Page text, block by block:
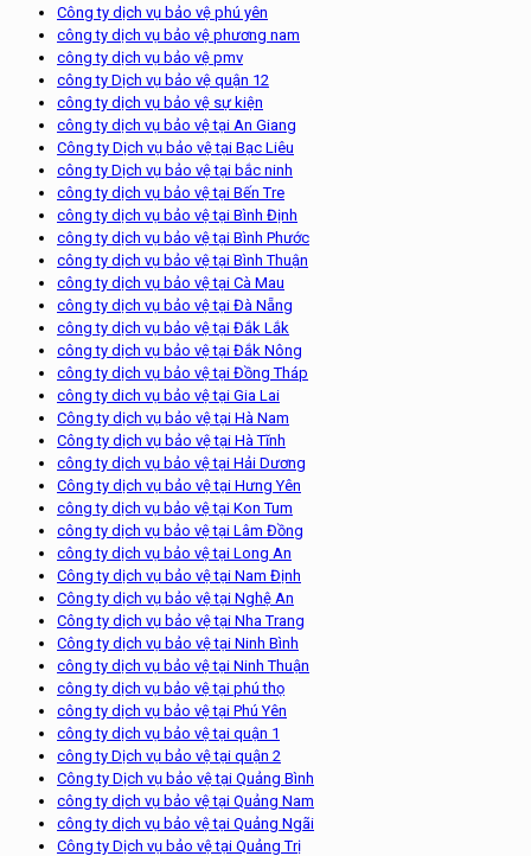
Công ty dịch vụ bảo vệ phú yên
công ty dịch vụ bảo vệ phương nam
công ty dịch vụ bảo vệ pmv
công ty Dịch vụ bảo vệ quận 12
công ty dịch vụ bảo vệ sự kiện
công ty dịch vụ bảo vệ tại An Giang
Công ty Dịch vụ bảo vệ tại Bạc Liêu
công ty Dịch vụ bảo vệ tại bắc ninh
công ty dịch vụ bảo vệ tại Bến Tre
công ty dịch vụ bảo vệ tại Bình Định
công ty dịch vụ bảo vệ tại Bình Phước
công ty dịch vụ bảo vệ tại Bình Thuận
công ty dịch vụ bảo vệ tại Cà Mau
công ty dịch vụ bảo vệ tại Đà Nẵng
công ty dịch vụ bảo vệ tại Đắk Lắk
công ty dịch vụ bảo vệ tại Đắk Nông
công ty dịch vụ bảo vệ tại Đồng Tháp
công ty dich vụ bảo vệ tại Gia Lai
Công ty dịch vụ bảo vệ tại Hà Nam
Công ty dịch vụ bảo vệ tại Hà Tĩnh
công ty dịch vụ bảo vệ tại Hải Dương
Công ty dịch vụ bảo vệ tại Hưng Yên
công ty dịch vụ bảo vệ tại Kon Tum
công ty dịch vụ bảo vệ tại Lâm Đồng
công ty dịch vụ bảo vệ tại Long An
Công ty dịch vụ bảo vệ tại Nam Định
Công ty dịch vụ bảo vệ tại Nghệ An
Công ty dịch vụ bảo vệ tại Nha Trang
Công ty dịch vụ bảo vệ tại Ninh Bình
công ty dịch vụ bảo vệ tại Ninh Thuận
công ty dịch vụ bảo vệ tại phú thọ
công ty dịch vụ bảo vệ tại Phú Yên
công ty dịch vụ bảo vệ tại quận 1
công ty Dịch vụ bảo vệ tại quận 2
Công ty Dịch vụ bảo vệ tại Quảng Bình
công ty dịch vụ bảo vệ tại Quảng Nam
công ty dịch vụ bảo vệ tại Quảng Ngãi
Công ty Dịch vụ bảo vệ tại Quảng Trị